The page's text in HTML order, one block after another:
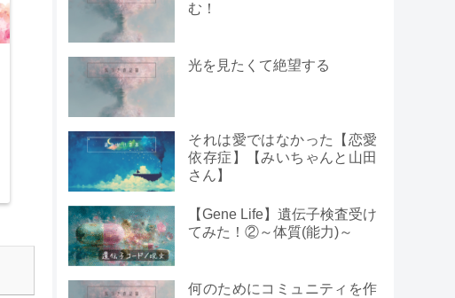
む！
光を見たくて絶望する
それは愛ではなかった【恋愛
依存症】【みいちゃんと山田
さん】
【Gene Life】遺伝子検査受け
てみた！②～体質(能力)～
何のためにコミュニティを作